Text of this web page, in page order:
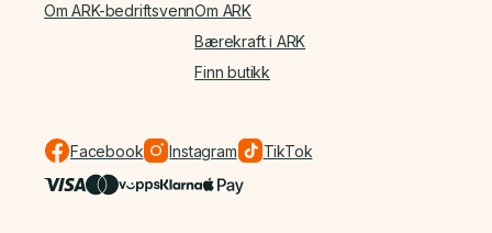
Om ARK-bedriftsvennOm ARK
Bærekraft i ARK
Finn butikk
Facebook Instagram TikTok